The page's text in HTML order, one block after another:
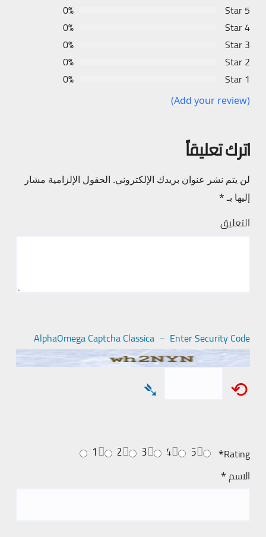
5 Star
0%
4 Star
0%
3 Star
0%
2 Star
0%
1 Star
0%
(Add your review)
اترك تعليقاً
لن يتم نشر عنوان بريدك الإلكتروني. الحقول الإلزامية مشار
إليها بـ*
التعليق
AlphaOmega Captcha Classica – Enter Security Code
⟲
➴
Rating
*
5
4
3
2
1
الاسم *